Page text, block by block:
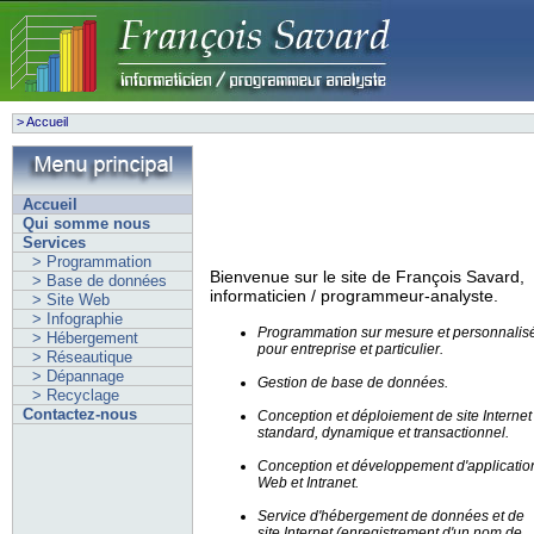
>Accueil
Accueil
Qui somme nous
Services
> Programmation
> Base de données
> Site Web
> Infographie
> Hébergement
> Réseautique
> Dépannage
> Recyclage
Contactez-nous
Bienvenue sur le site de François Savard,
informaticien / programmeur-analyste.
Programmation sur mesure et
pour entreprise et particulier.
Gestion de base de données.
Conception et déploiement de site Internet
standard, dynamique et transactionnel.
Conception et développement
Web et Intranet.
Service d'hébergement de données et de